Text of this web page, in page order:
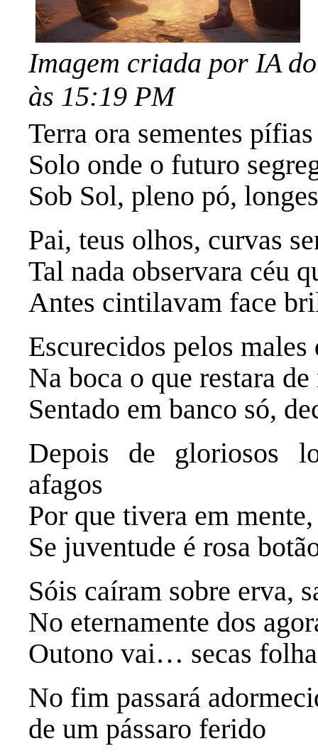
Imagem criada por IA
às 15:19 PM
Terra ora sementes
Solo onde o futuro
Sob Sol, pleno pó,
Pai, teus olhos, curvas
Tal nada observara céu
Antes cintilavam face
Escurecidos pelos males
Na boca o que restara de
Sentado em banco só,
Depois de gloriosos
afagos
Por que tivera em
Se juventude é rosa
Sóis caíram sobre erva,
No eternamente dos
Outono vai… secas
No fim passará
de um pássaro ferido